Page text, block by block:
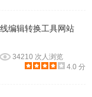
编辑转换工具网站
34210 次人浏览
4.0 分